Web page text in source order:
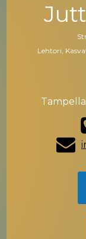
Lehtori,